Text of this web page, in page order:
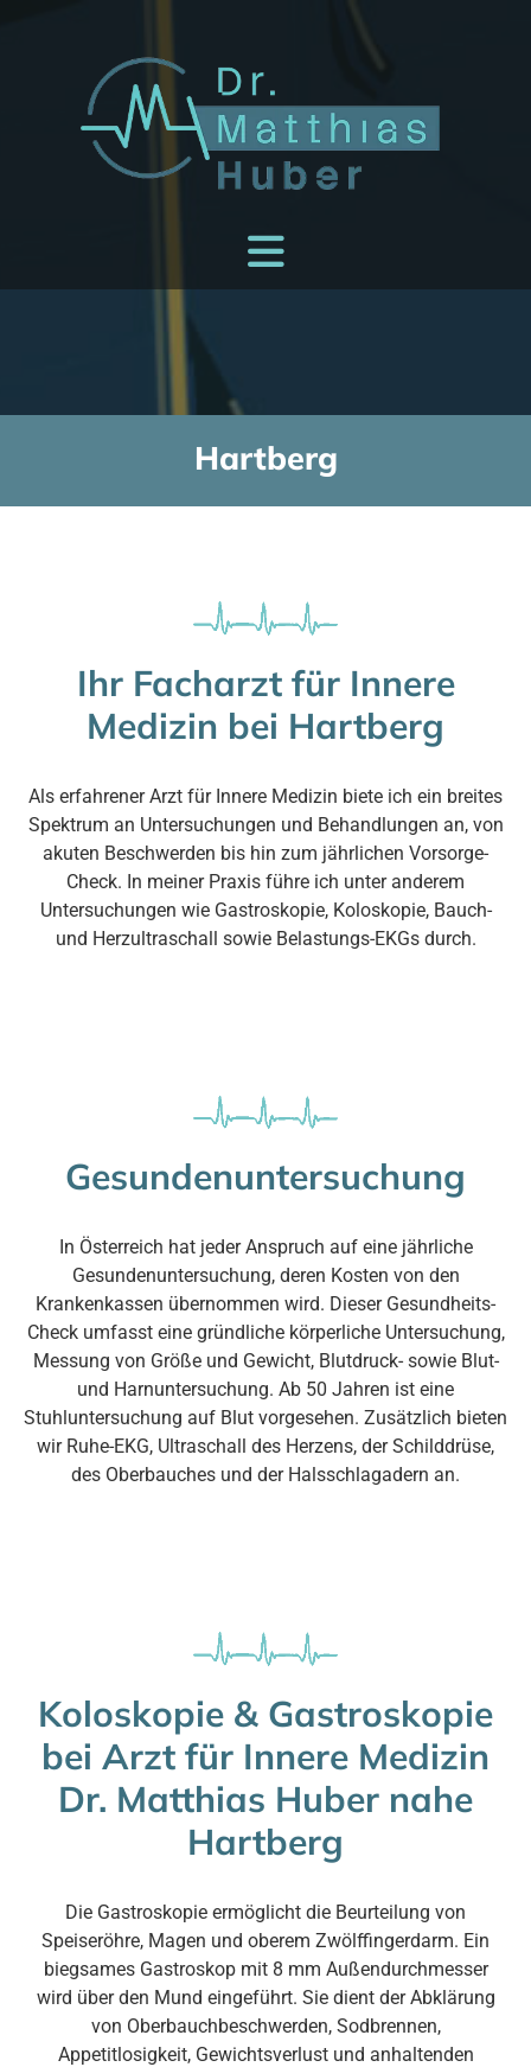
Hartberg
Ihr Facharzt für Innere
Medizin bei Hartberg
Als erfahrener Arzt für Innere Medizin biete ich ein breites
Spektrum an Untersuchungen und Behandlungen an, von
akuten Beschwerden bis hin zum jährlichen Vorsorge-
Check. In meiner Praxis führe ich unter anderem
Untersuchungen wie Gastroskopie, Koloskopie, Bauch-
und Herzultraschall sowie Belastungs-EKGs durch.
Gesundenuntersuchung
In Österreich hat jeder Anspruch auf eine jährliche
Gesundenuntersuchung, deren Kosten von den
Krankenkassen übernommen wird. Dieser Gesundheits-
Check umfasst eine gründliche körperliche Untersuchung,
Messung von Größe und Gewicht, Blutdruck- sowie Blut-
und Harnuntersuchung. Ab 50 Jahren ist eine
Stuhluntersuchung auf Blut vorgesehen. Zusätzlich bieten
wir Ruhe-EKG, Ultraschall des Herzens, der Schilddrüse,
des Oberbauches und der Halsschlagadern an.
Koloskopie & Gastroskopie
bei Arzt für Innere Medizin
Dr. Matthias Huber nahe
Hartberg
Die Gastroskopie ermöglicht die Beurteilung von
Speiseröhre, Magen und oberem Zwölffingerdarm. Ein
biegsames Gastroskop mit 8 mm Außendurchmesser
wird über den Mund eingeführt. Sie dient der Abklärung
von Oberbauchbeschwerden, Sodbrennen,
Appetitlosigkeit, Gewichtsverlust und anhaltenden